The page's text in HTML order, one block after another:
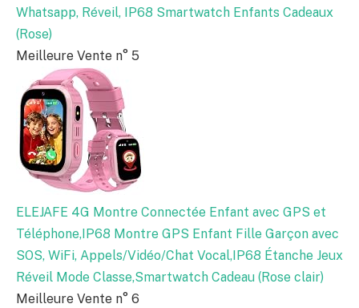
Whatsapp, Réveil, IP68 Smartwatch Enfants Cadeaux
(Rose)
Meilleure Vente n° 5
ELEJAFE 4G Montre Connectée Enfant avec GPS et
Téléphone,IP68 Montre GPS Enfant Fille Garçon avec
SOS, WiFi, Appels/Vidéo/Chat Vocal,IP68 Étanche Jeux
Réveil Mode Classe,Smartwatch Cadeau (Rose clair)
Meilleure Vente n° 6